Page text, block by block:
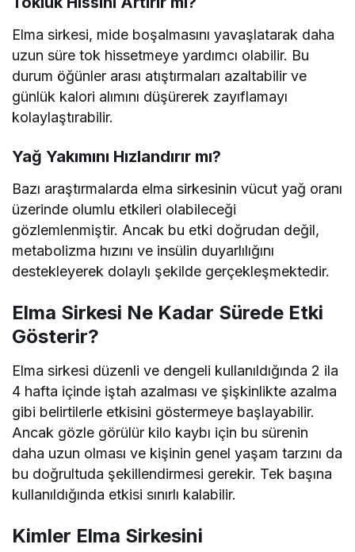
Elma sirkesi, mide boşalmasını yavaşlatarak daha
uzun süre tok hissetmeye yardımcı olabilir. Bu
durum öğünler arası atıştırmaları azaltabilir ve
günlük kalori alımını düşürerek zayıflamayı
kolaylaştırabilir.
Yağ Yakımını Hızlandırır mı?
Bazı araştırmalarda elma sirkesinin vücut yağ oranı
üzerinde olumlu etkileri olabileceği
gözlemlenmiştir. Ancak bu etki doğrudan değil,
metabolizma hızını ve insülin duyarlılığını
destekleyerek dolaylı şekilde gerçekleşmektedir.
Elma Sirkesi Ne Kadar Sürede Etki
Gösterir?
Elma sirkesi düzenli ve dengeli kullanıldığında 2 ila
4 hafta içinde iştah azalması ve şişkinlikte azalma
gibi belirtilerle etkisini göstermeye başlayabilir.
Ancak gözle görülür kilo kaybı için bu sürenin
daha uzun olması ve kişinin genel yaşam tarzını da
bu doğrultuda şekillendirmesi gerekir. Tek başına
kullanıldığında etkisi sınırlı kalabilir.
Kimler Elma Sirkesini